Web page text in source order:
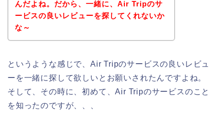
んだよね。だから、一緒に、Air Tripのサ
ービスの良いレビューを探してくれないか
な～
というような感じで、Air Tripのサービスの良いレビュ
ーを一緒に探して欲しいとお願いされたんですよね。
そして、その時に、初めて、Air Tripのサービスのこと
を知ったのですが、、、